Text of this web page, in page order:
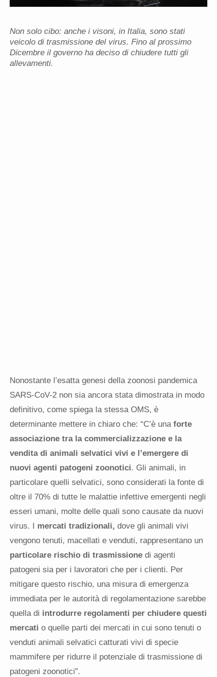
Non solo cibo: anche i visoni, in Italia, sono stati
veicolo di trasmissione del virus. Fino al prossimo
Dicembre il governo ha deciso di chiudere tutti gli
allevamenti.
Nonostante l’esatta genesi della zoonosi pandemica
SARS-CoV-2 non sia ancora stata dimostrata in modo
definitivo, come spiega la stessa OMS, è
determinante mettere in chiaro che: “C’è unaforte
associazione tra la commercializzazione e la
vendita di animali selvatici vivi e l’emergere di
nuovi agenti patogeni zoonotici. Gli animali, in
particolare quelli selvatici, sono considerati la fonte di
oltre il 70% di tutte le malattie infettive emergenti negli
esseri umani, molte delle quali sono causate da nuovi
virus. I mercati tradizionali, dove gli animali vivi
vengono tenuti, macellati e venduti, rappresentano un
particolare rischio di trasmissione di agenti
patogeni sia per i lavoratori che per i clienti. Per
mitigare questo rischio, una misura di emergenza
immediata per le autorità di regolamentazione sarebbe
quella di introdurre regolamenti per chiudere questi
mercati o quelle parti dei mercati in cui sono tenuti o
venduti animali selvatici catturati vivi di specie
mammifere per ridurre il potenziale di trasmissione di
patogeni zoonotici”.